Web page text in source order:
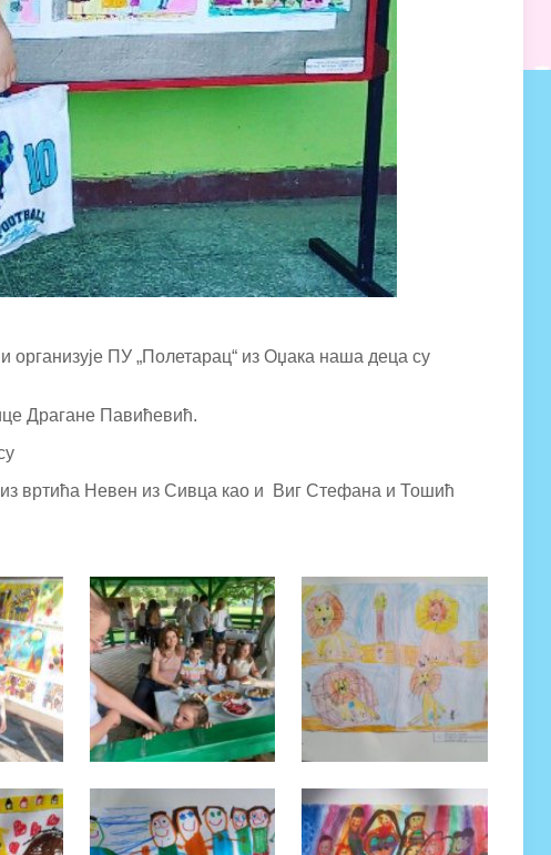
организује ПУ „Полетарац“ из Оџака наша деца су
Драгане Павићевић.
вртића Невен из Сивца као и Виг Стефана и Тошић